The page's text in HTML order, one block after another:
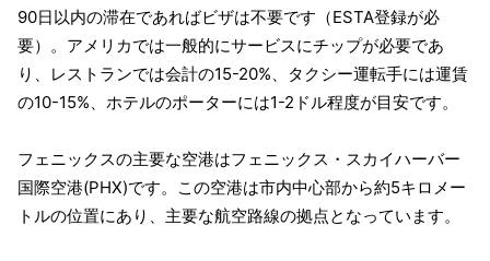
90日以内の滞在であればビザは不要です（ESTA登録が必
要）。アメリカでは一般的にサービスにチップが必要であ
り、レストランでは会計の15-20%、タクシー運転手には運賃
の10-15%、ホテルのポーターには1-2ドル程度が目安です。
フェニックスの主要な空港はフェニックス・スカイハーバー
国際空港(PHX)です。この空港は市内中心部から約5キロメー
トルの位置にあり、主要な航空路線の拠点となっています。